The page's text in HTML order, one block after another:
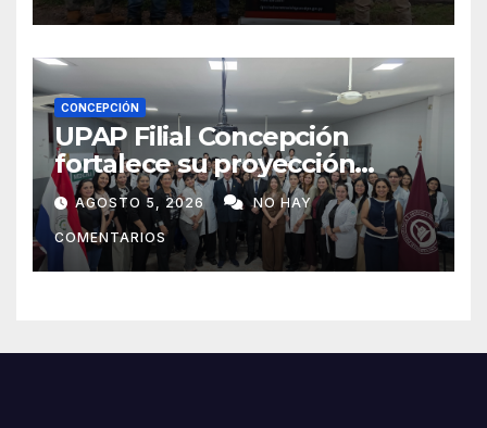
CONCEPCIÓN
UPAP Filial Concepción
fortalece su proyección
internacional con la visita del
Prof. Dr. Antonio Castaño,
referente de la Universidad
de Sevilla
AGOSTO 5, 2026 NO HAY
COMENTARIOS